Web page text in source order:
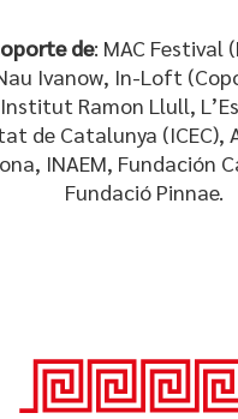
de: MAC Festival
Ivanow, In-Loft
Ramon Llull,
de Catalunya (ICEC),
INAEM, Fundación
Fundació Pinnae.